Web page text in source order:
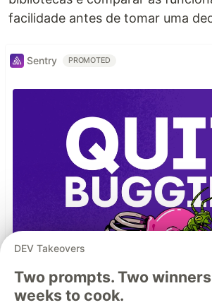
facilidade antes de tomar uma
Sentry PROMOTED
DEV Takeovers
Two prompts. Two
weeks to cook.